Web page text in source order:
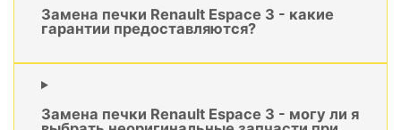
Замена печки Renault Espace 3 - какие
гарантии предоставляются?
Замена печки Renault Espace 3 - могу ли я